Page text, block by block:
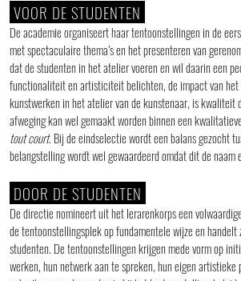
VOOR DE STUDENTEN
De academie organiseert haar tentoonstellingen in de
met spectaculaire thema’s en het presenteren van
dat de studenten in het atelier voeren en wil daarin een
functionaliteit en artisticiteit belichten, de impact van
kunstwerken in het atelier van de kunstenaar, is
afweging kan wel gemaakt worden binnen een
tout court. Bij de eindselectie wordt een balans gezocht
belangstelling wordt wel gewaardeerd omdat dit de
DOOR DE STUDENTEN
De directie nomineert uit het lerarenkorps een
de tentoonstellingsplek op fundamentele wijze en
studenten. De tentoonstellingen krijgen mede vorm op
werken, hun netwerk aan te spreken, hun eigen